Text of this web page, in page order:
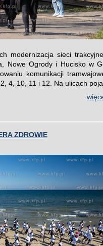
modernizacja sieci
Nowe Ogrody i Hucisko w
komunikacji
4, 10, 11 i 12. Na ulicach
ZDROWIE